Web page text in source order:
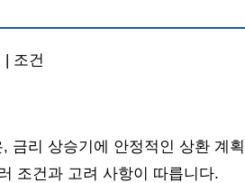
| 조건
금리 상승기에 안정적인 상환 계획
조건과 고려 사항이 따릅니다.